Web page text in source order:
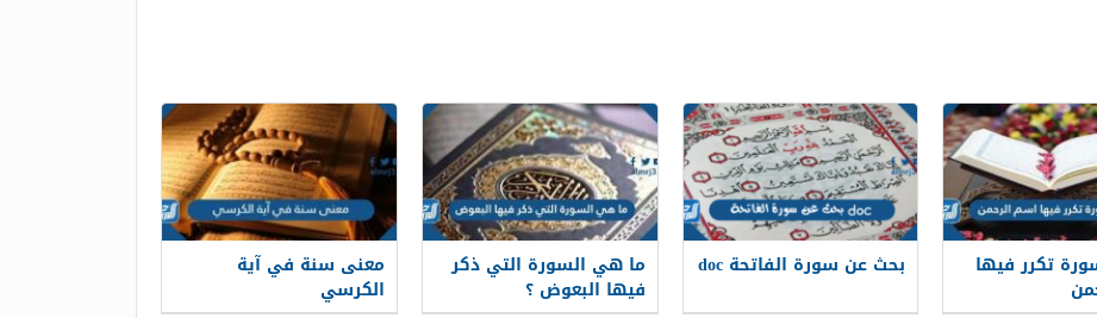
تكرر فيها بحث عن سورة الفاتحة doc ما هي السورة التي ذكر
فيها البعوض ؟
معنى سنة في آية
الكرسي